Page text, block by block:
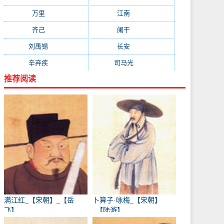
万里 江南
齐己(781) 阑干
刘禹锡 长安
辛弃疾 司马光(601)
推荐阅读
满江红_【宋朝】_【岳
飞】
卜算子·咏梅_【宋朝】
_【陆游】